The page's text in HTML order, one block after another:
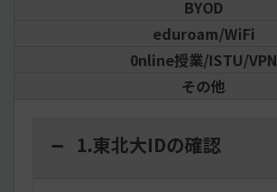
BYOD
eduroam/WiFi
0nline授業/ISTU/VPN
その他
1.東北大IDの確認